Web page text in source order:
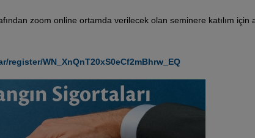
zoom online ortamda verilecek olan seminere katılım için
register/WN_XnQnT20xS0eCf2mBhrw_EQ